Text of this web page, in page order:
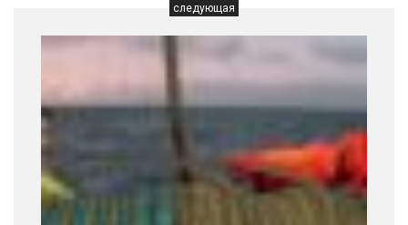
следующая